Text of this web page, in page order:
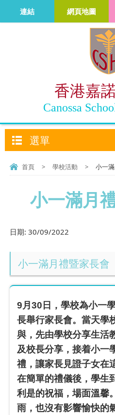
香港嘉
Canossa
連結 網頁地圖
選單
首頁 > 學校活動 > 小一
小一滿月
日期: 30/09/2022
小一滿月禮暨家長會
9月30日，學校為小一
長舉行家長會。當天學
與，先由學校分享生活
及校長分享，接着小一
禮，讓家長見證子女在
在簡單的禮儀後，學生
利是的祝福，場面溫馨
雨，也沒有影響愉快的